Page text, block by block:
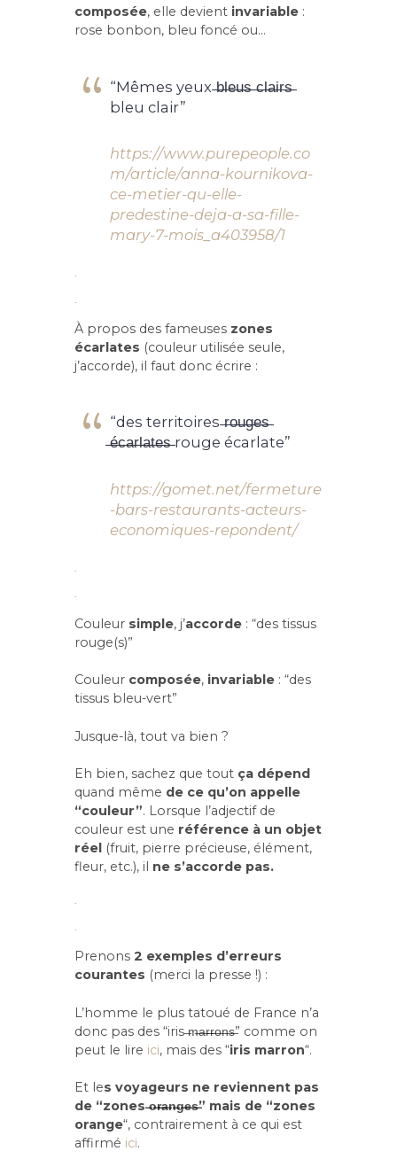
composée, elle devient invariable :
rose bonbon, bleu foncé ou…
“Mêmes yeux ̶b̶l̶e̶u̶s̶ ̶c̶l̶a̶i̶r̶s̶
bleu clair”
https://www.purepeople.co
m/article/anna-kournikova-
ce-metier-qu-elle-
predestine-deja-a-sa-fille-
mary-7-mois_a403958/1
.
À propos des fameuses zones
écarlates (couleur utilisée seule,
j’accorde), il faut donc écrire :
“des territoires ̶r̶o̶u̶g̶e̶s̶
̶é̶c̶a̶r̶l̶a̶t̶e̶s̶ rouge écarlate”
https://gomet.net/fermeture
-bars-restaurants-acteurs-
economiques-repondent/
.
Couleur simple, j’accorde : “des tissus
rouge(s)”
Couleur composée, invariable : “des
tissus bleu-vert”
Jusque-là, tout va bien ?
Eh bien, sachez que tout ça dépend
quand même de ce qu’on appelle
“couleur”. Lorsque l’adjectif de
couleur est une référence à un objet
réel (fruit, pierre précieuse, élément,
fleur, etc.), il ne s’accorde pas.
.
.
Prenons 2 exemples d’erreurs
courantes (merci la presse !) :
L’homme le plus tatoué de France n’a
donc pas des “iris ̶m̶a̶r̶r̶o̶n̶s̶” comme on
peut le lire ici, mais des “iris marron“.
Et les voyageurs ne reviennent pas
de “zones ̶o̶r̶a̶n̶g̶e̶s̶” mais de “zones
orange“, contrairement à ce qui est
affirmé ici.